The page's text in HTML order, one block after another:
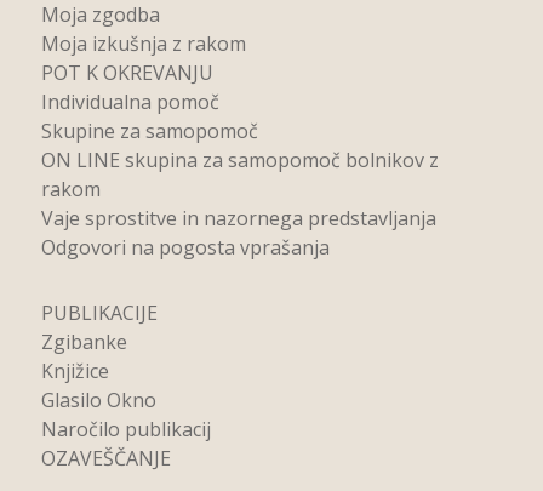
Moja zgodba
Moja izkušnja z rakom
POT K OKREVANJU
Individualna pomoč
Skupine za samopomoč
ON LINE skupina za samopomoč bolnikov z
rakom
Vaje sprostitve in nazornega predstavljanja
Odgovori na pogosta vprašanja
PUBLIKACIJE
Zgibanke
Knjižice
Glasilo Okno
Naročilo publikacij
OZAVEŠČANJE